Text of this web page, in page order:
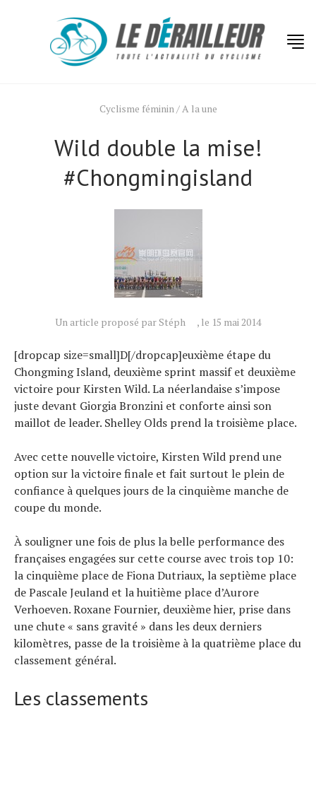
Cyclisme féminin/A la une
Wild double la mise!
#Chongmingisland
Un article proposé par Stéph , le 15 mai 2014
[dropcap size=small]D[/dropcap]euxième étape du
Chongming Island, deuxième sprint massif et deuxième
victoire pour Kirsten Wild. La néerlandaise s’impose
juste devant Giorgia Bronzini et conforte ainsi son
maillot de leader. Shelley Olds prend la troisième place.
Avec cette nouvelle victoire, Kirsten Wild prend une
option sur la victoire finale et fait surtout le plein de
confiance à quelques jours de la cinquième manche de
coupe du monde.
À souligner une fois de plus la belle performance des
françaises engagées sur cette course avec trois top 10:
la cinquième place de Fiona Dutriaux, la septième place
de Pascale Jeuland et la huitième place d’Aurore
Verhoeven. Roxane Fournier, deuxième hier, prise dans
une chute « sans gravité » dans les deux derniers
kilomètres, passe de la troisième à la quatrième place du
classement général.
Les classements
Tendances
Tous nos articles
À propos